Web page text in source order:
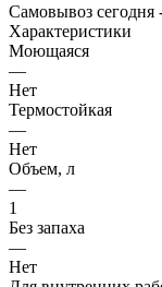
Самовывоз сегодня
Характеристики
Моющаяся
—
Нет
Термостойкая
—
Нет
Объем, л
—
1
Без запаха
—
Нет